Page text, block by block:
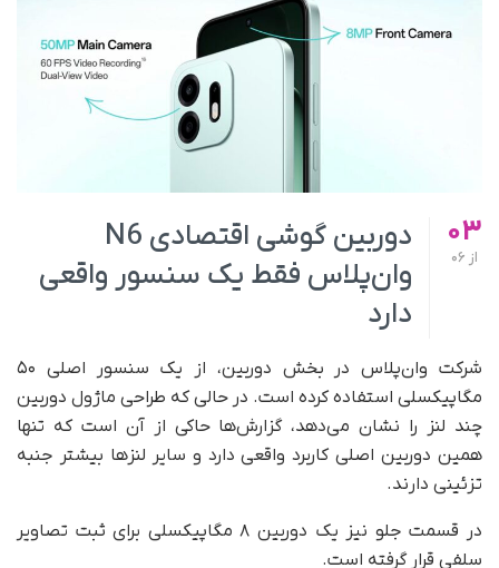
03
از
دوربین گوشی اقتصادی N6
وان‌پلاس فقط یک سنسور واقعی
دارد
شرکت وان‌پلاس در بخش دوربین، از یک سنسور اصلی ۵۰
مگاپیکسلی استفاده کرده است. در حالی که طراحی ماژول دوربین
چند لنز را نشان می‌دهد، گزارش‌ها حاکی از آن است که تنها
همین دوربین اصلی کاربرد واقعی دارد و سایر لنزها بیشتر جنبه
تزئینی دارند.
در قسمت جلو نیز یک دوربین ۸ مگاپیکسلی برای ثبت تصاویر
سلفی قرار گرفته است.